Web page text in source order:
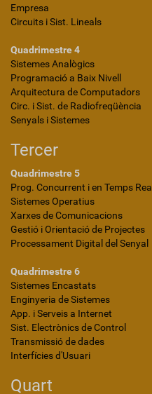
Empresa
Circuits i Sist. Lineals
Quadrimestre 4
Sistemes Analògics
Programació a Baix Nivell
Arquitectura de Computadors
Circ. i Sist. de Radiofreqüència
Senyals i Sistemes
Tercer
Quadrimestre 5
Prog. Concurrent i en Temps Real
Sistemes Operatius
Xarxes de Comunicacions
Gestió i Orientació de Projectes
Processament Digital del Senyal
Quadrimestre 6
Sistemes Encastats
Enginyeria de Sistemes
App. i Serveis a Internet
Sist. Electrònics de Control
Transmissió de dades
Interfícies d'Usuari
Quart